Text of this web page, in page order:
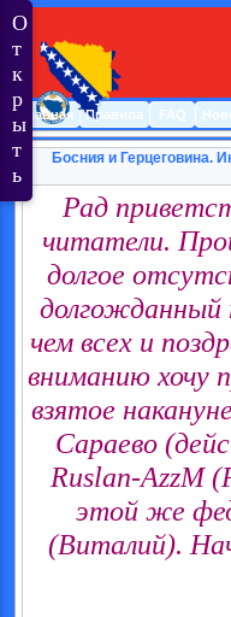
Главная Правила FAQ
Босния и Герцеговина.
Рад
читатели.
долгое
долгожданный
чем всех и
вниманию хочу
взятое
Сараево
Ruslan-AzzM
этой же
(Виталий).